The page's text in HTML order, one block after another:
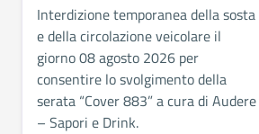
Interdizione temporanea della sosta
e della circolazione veicolare il
giorno 08 agosto 2026 per
consentire lo svolgimento della
serata “Cover 883” a cura di Audere
– Sapori e Drink.